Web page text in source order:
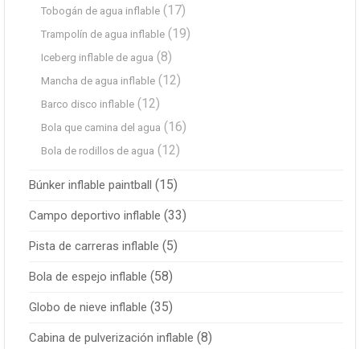
Tobogán de agua inflable (17)
Trampolín de agua inflable (19)
Iceberg inflable de agua (8)
Mancha de agua inflable (12)
Barco disco inflable (12)
Bola que camina del agua (16)
Bola de rodillos de agua (12)
Búnker inflable paintball (15)
Campo deportivo inflable (33)
Pista de carreras inflable (5)
Bola de espejo inflable (58)
Globo de nieve inflable (35)
Cabina de pulverización inflable (8)